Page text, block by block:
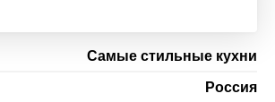
Самые стильные кухни
Россия